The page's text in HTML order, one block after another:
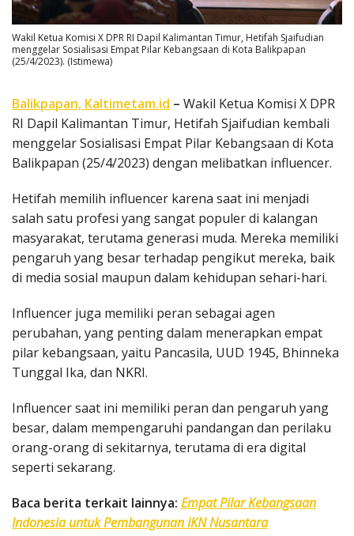
Wakil Ketua Komisi X DPR RI Dapil Kalimantan Timur, Hetifah Sjaifudian
menggelar Sosialisasi Empat Pilar Kebangsaan di Kota Balikpapan
(25/4/2023). (Istimewa)
Balikpapan, Kaltimetam.id – Wakil Ketua Komisi X DPR
RI Dapil Kalimantan Timur, Hetifah Sjaifudian kembali
menggelar Sosialisasi Empat Pilar Kebangsaan di Kota
Balikpapan (25/4/2023) dengan melibatkan influencer.
Hetifah memilih influencer karena saat ini menjadi
salah satu profesi yang sangat populer di kalangan
masyarakat, terutama generasi muda. Mereka memiliki
pengaruh yang besar terhadap pengikut mereka, baik
di media sosial maupun dalam kehidupan sehari-hari.
Influencer juga memiliki peran sebagai agen
perubahan, yang penting dalam menerapkan empat
pilar kebangsaan, yaitu Pancasila, UUD 1945, Bhinneka
Tunggal Ika, dan NKRI.
Influencer saat ini memiliki peran dan pengaruh yang
besar, dalam mempengaruhi pandangan dan perilaku
orang-orang di sekitarnya, terutama di era digital
seperti sekarang.
Baca berita terkait lainnya: Empat Pilar Kebangsaan
Indonesia untuk Pembangunan IKN Nusantara